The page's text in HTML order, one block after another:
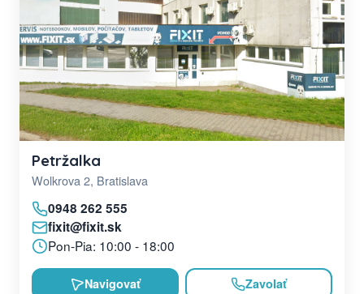
Petržalka
Wolkrova 2, Bratislava
0948 262 555
fixit@fixit.sk
Pon-Pia: 10:00 - 18:00
Navigovať Zavolať